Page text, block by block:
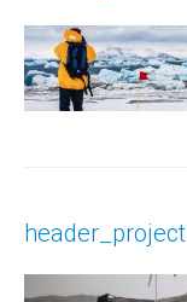
header_project